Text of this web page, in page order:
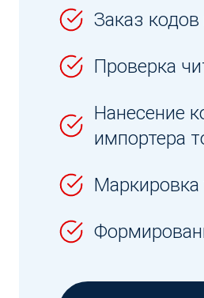
Заказ
Проверка
Нанесение
импортера
Маркировка